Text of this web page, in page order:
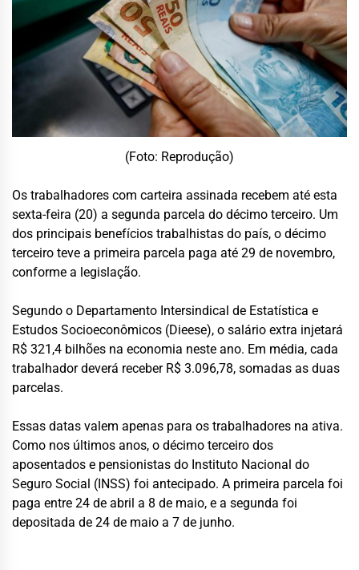
(Foto: Reprodução)
Os trabalhadores com carteira assinada recebem até esta
sexta-feira (20) a segunda parcela do décimo terceiro. Um
dos principais benefícios trabalhistas do país, o décimo
terceiro teve a primeira parcela paga até 29 de novembro,
conforme a legislação.
Segundo o Departamento Intersindical de Estatística e
Estudos Socioeconômicos (Dieese), o salário extra injetará
R$ 321,4 bilhões na economia neste ano. Em média, cada
trabalhador deverá receber R$ 3.096,78, somadas as duas
parcelas.
Essas datas valem apenas para os trabalhadores na ativa.
Como nos últimos anos, o décimo terceiro dos
aposentados e pensionistas do Instituto Nacional do
Seguro Social (INSS) foi antecipado. A primeira parcela foi
paga entre 24 de abril a 8 de maio, e a segunda foi
depositada de 24 de maio a 7 de junho.